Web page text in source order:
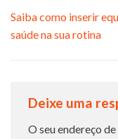
Saiba como inserir
saúde na sua rotina
Deixe uma
O seu endereço